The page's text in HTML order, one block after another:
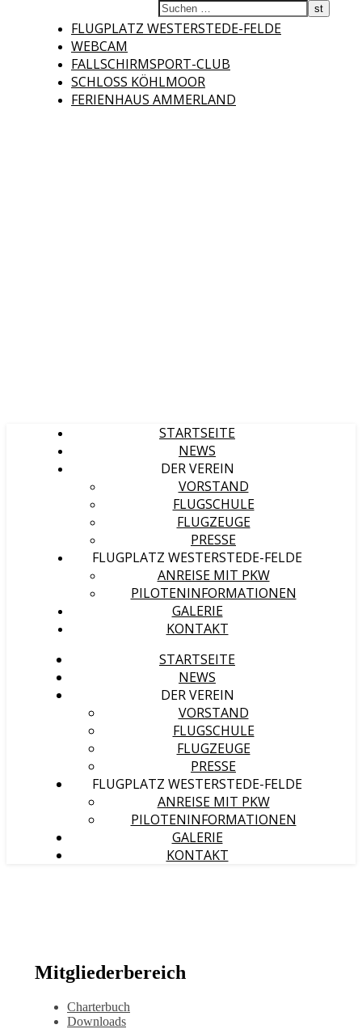
FLUGPLATZ WESTERSTEDE-FELDE
WEBCAM
FALLSCHIRMSPORT-CLUB
SCHLOSS KÖHLMOOR
FERIENHAUS AMMERLAND
Fliegerclub
STARTSEITE
NEWS
DER VEREIN
VORSTAND
FLUGSCHULE
FLUGZEUGE
PRESSE
FLUGPLATZ WESTERSTEDE-FELDE
ANREISE MIT PKW
PILOTENINFORMATIONEN
GALERIE
KONTAKT
STARTSEITE
NEWS
DER VEREIN
VORSTAND
FLUGSCHULE
FLUGZEUGE
PRESSE
FLUGPLATZ WESTERSTEDE-FELDE
ANREISE MIT PKW
PILOTENINFORMATIONEN
GALERIE
KONTAKT
Mitgliederbereich
Charterbuch
Downloads